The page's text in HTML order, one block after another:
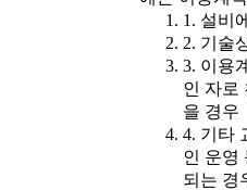
1. 설비
2. 기술
3. 이용
인 자로
을 경우
4. 기타
인 운영
되는 경